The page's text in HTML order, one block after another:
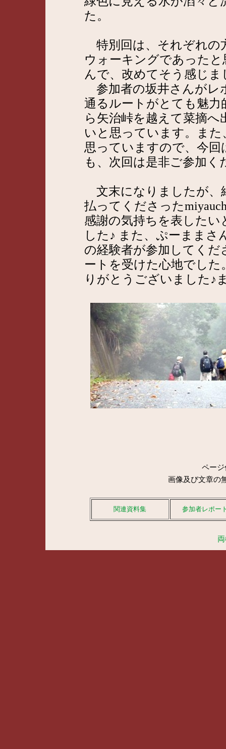
た。
特別回は、それぞれの
ウォーキングであった
んで、改めてそう感じ
参加者の坂井さんがレ
通るルートがとても魅力
ら矢治峠を越えて菜摘
いと思っています。ま
思っていますので、今
も、次回は是非ご参加く
文末になりましたが、
払ってくださった
感謝の気持ちを表した
した♪ また、ぷーままさ
の経験者が参加してく
ートを受けた心地でし
りがとうございました♪
ペー
画像及び文章の
関連資料集 参加者レポー